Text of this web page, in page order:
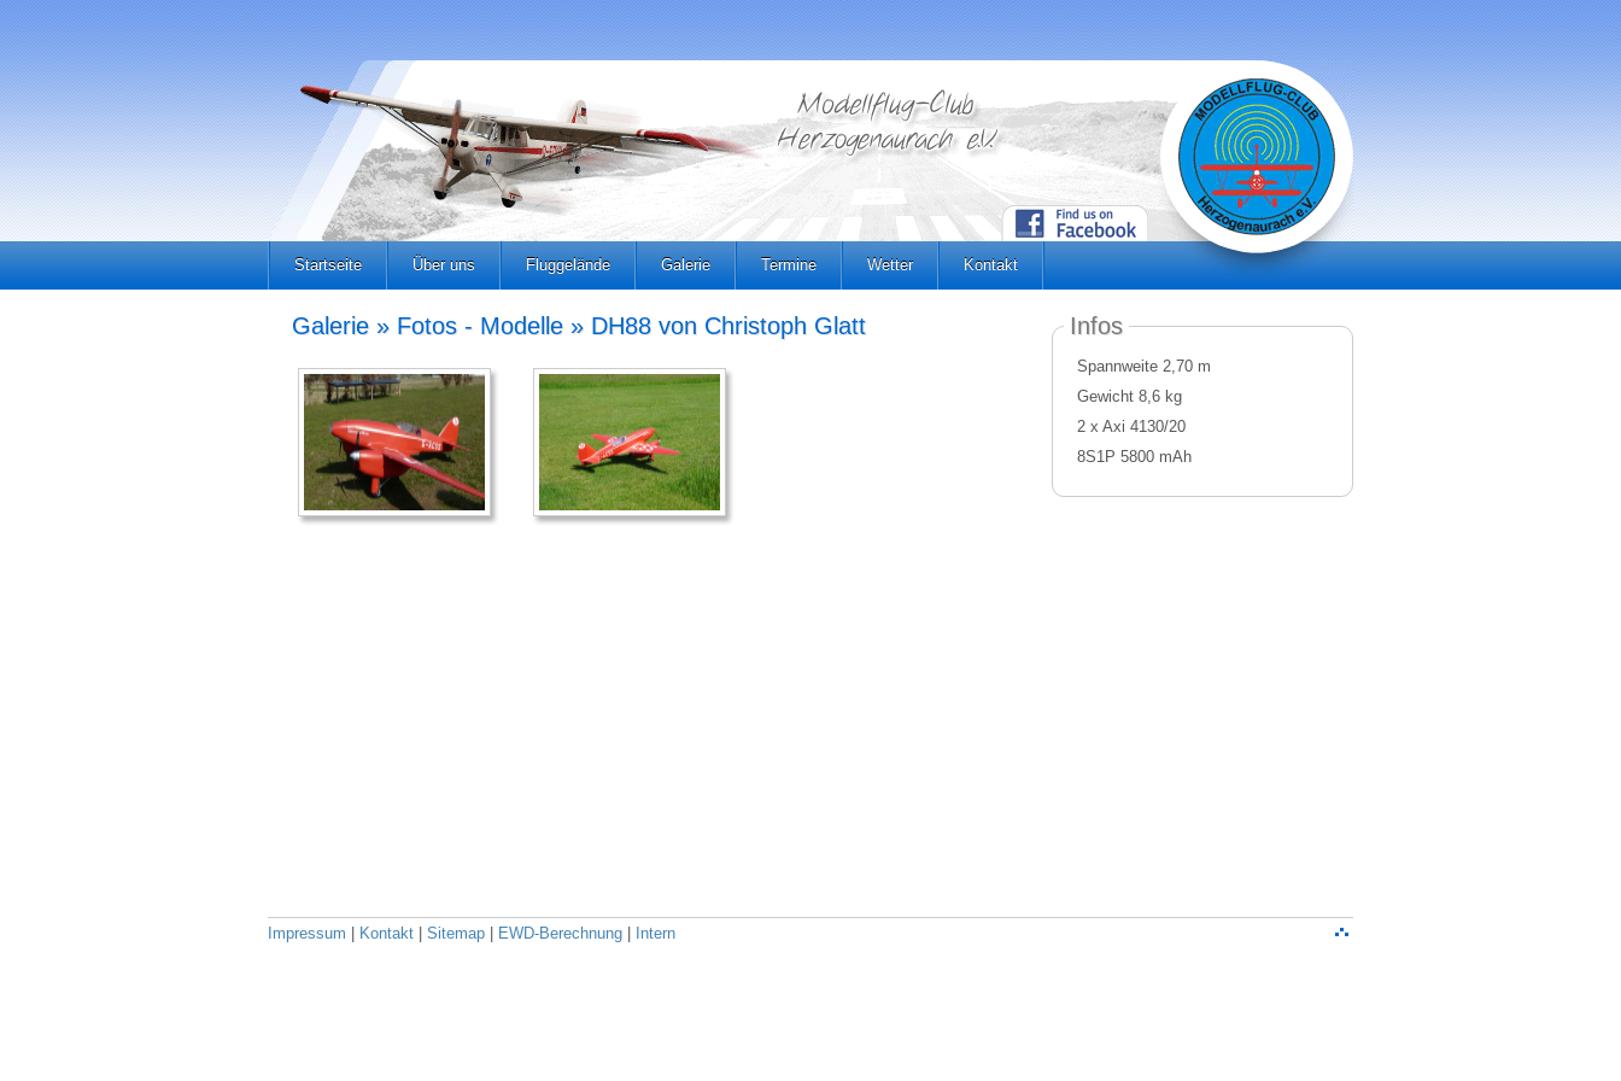
Startseite Über uns Fluggelände Galerie Termine Wetter Kontakt
Galerie » Fotos - Modelle » DH88 von Christoph Glatt Infos
Spannweite 2,70 m
Gewicht 8,6 kg
2 x Axi 4130/20
8S1P 5800 mAh
Impressum Kontakt Sitemap EWD-Berechnung Intern